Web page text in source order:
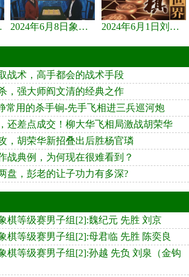
杯象棋... 2024年6月8日象棋世界，刘君、蒋川讲解了第九届杨官璘杯全国象棋... 2024年6月1日刘君、蒋川讲解第三届上海杯象棋大师赛谢靖与李少庚...
战术，高手都会的战术手段
，强大师阎文清的经典之作
常用的杀手锏-先手飞相进三兵巡河炮
还差点成交！柳大华飞相局激战胡荣华
，胡荣华新招叠出后胜杨官璘
战典例，为何现在很难看到？
盘，彭老的让子功力有多深?
棋等级赛男子组[2]:魏纪元 先胜 刘京
棋等级赛男子组[2]:母君临 先胜 陈奕良
棋等级赛男子组[2]:孙越 先负 刘泉（金钩